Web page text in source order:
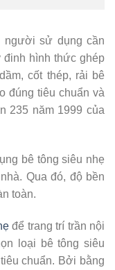
người sử dụng cần
đinh hình thức ghép
cốt thép, rải bê
đúng tiêu chuẩn và
235 năm 1999 của
bê tông siêu nhẹ
Qua đó, độ bền
toàn.
để trang trí trần nội
loại bê tông siêu
chuẩn. Bởi bằng